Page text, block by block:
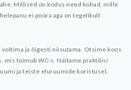
Millised on kodus need kohad, mille
ei pööra aga on tegelikult
voltima ja õigesti niisutama. Otsime koos
mis toimub WC-s. Näitame praktilisi
ja teiste eluruumide koristusel.